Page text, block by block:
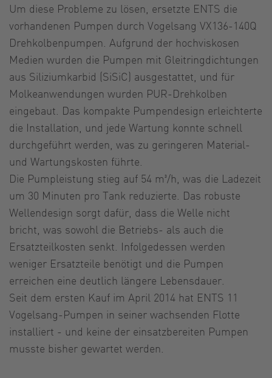
Um diese Probleme zu lösen, ersetzte ENTS die
vorhandenen Pumpen durch Vogelsang VX136-140Q
Drehkolbenpumpen. Aufgrund der hochviskosen
Medien wurden die Pumpen mit Gleitringdichtungen
aus Siliziumkarbid (SiSiC) ausgestattet, und für
Molkeanwendungen wurden PUR-Drehkolben
eingebaut. Das kompakte Pumpendesign erleichterte
die Installation, und jede Wartung konnte schnell
durchgeführt werden, was zu geringeren Material-
und Wartungskosten führte.
Die Pumpleistung stieg auf 54 m³/h, was die Ladezeit
um 30 Minuten pro Tank reduzierte. Das robuste
Wellendesign sorgt dafür, dass die Welle nicht
bricht, was sowohl die Betriebs- als auch die
Ersatzteilkosten senkt. Infolgedessen werden
weniger Ersatzteile benötigt und die Pumpen
erreichen eine deutlich längere Lebensdauer.
Seit dem ersten Kauf im April 2014 hat ENTS 11
Vogelsang-Pumpen in seiner wachsenden Flotte
installiert - und keine der einsatzbereiten Pumpen
musste bisher gewartet werden.